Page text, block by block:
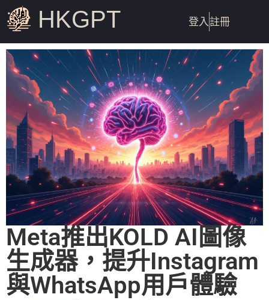
HKGPT 登入註冊
Meta推出KOLD AI圖像
生成器，提升Instagram
與WhatsApp用戶體驗